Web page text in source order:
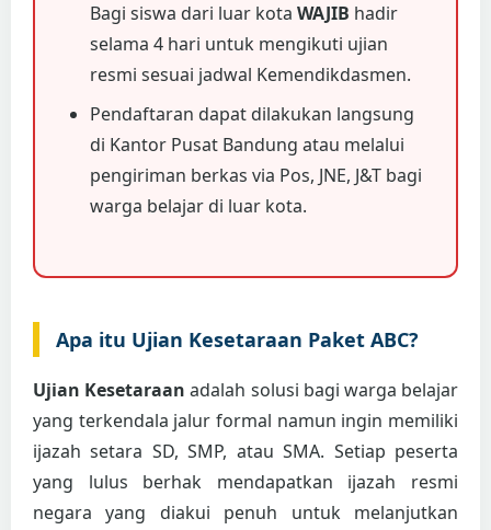
Bagi siswa dari luar kota WAJIB hadir
selama 4 hari untuk mengikuti ujian
resmi sesuai jadwal Kemendikdasmen.
Pendaftaran dapat dilakukan langsung
di Kantor Pusat Bandung atau melalui
pengiriman berkas via Pos, JNE, J&T bagi
warga belajar di luar kota.
Apa itu Ujian Kesetaraan Paket ABC?
Ujian Kesetaraan adalah solusi bagi warga belajar
yang terkendala jalur formal namun ingin memiliki
ijazah setara SD, SMP, atau SMA. Setiap peserta
yang lulus berhak mendapatkan ijazah resmi
negara yang diakui penuh untuk melanjutkan